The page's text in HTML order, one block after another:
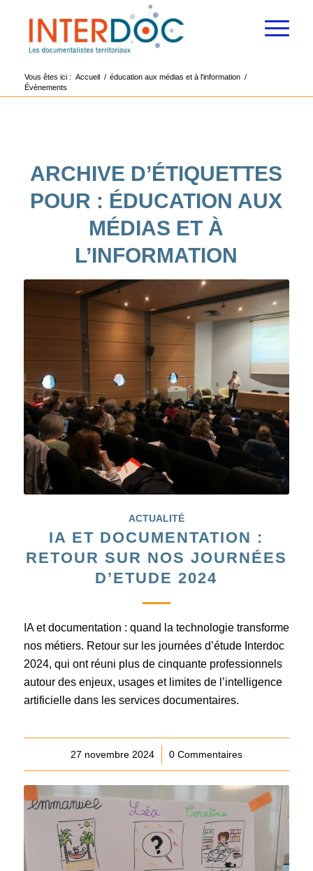
Vous êtes ici : Accueil / éducation aux médias et à l'information /
Évènements
ARCHIVE D’ÉTIQUETTES
POUR : ÉDUCATION AUX
MÉDIAS ET À
L’INFORMATION
ACTUALITÉ
IA ET DOCUMENTATION :
RETOUR SUR NOS JOURNÉES
D’ETUDE 2024
IA et documentation : quand la technologie transforme
nos métiers. Retour sur les journées d’étude Interdoc
2024, qui ont réuni plus de cinquante professionnels
autour des enjeux, usages et limites de l’intelligence
artificielle dans les services documentaires.
27 novembre 2024
/ 0 Commentaires